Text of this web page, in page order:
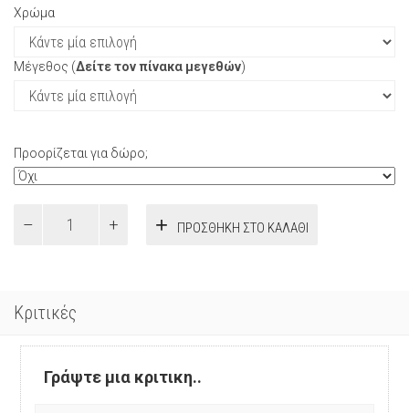
Χρώμα
Μέγεθος (Δείτε τον πίνακα μεγεθών)
Προορίζεται για δώρο;
θηλασμού
ΠΡΟΣΘΉΚΗ ΣΤΟ ΚΑΛΆΘΙ
Κριτικές
Γράψτε μια κριτικη..